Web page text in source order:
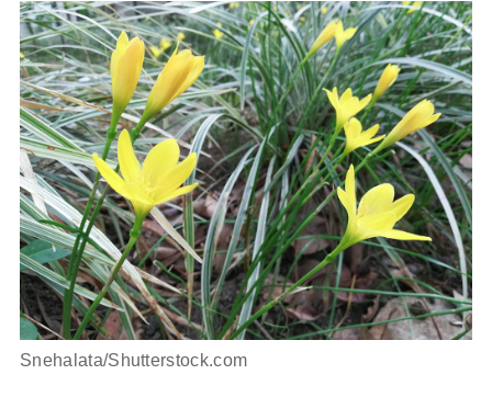
Snehalata/Shutterstock.com